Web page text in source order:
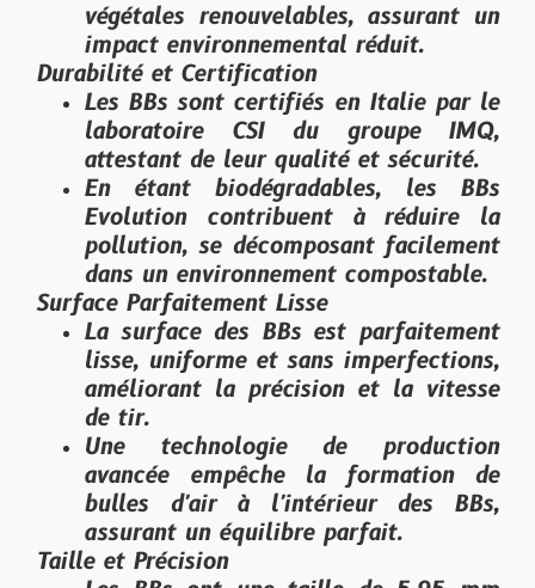
végétales renouvelables, assurant un
impact environnemental réduit.
Durabilité et Certification
Les BBs sont certifiés en Italie par le
laboratoire CSI du groupe IMQ,
attestant de leur qualité et sécurité.
En étant biodégradables, les BBs
Evolution contribuent à réduire la
pollution, se décomposant facilement
dans un environnement compostable.
Surface Parfaitement Lisse
La surface des BBs est parfaitement
lisse, uniforme et sans imperfections,
améliorant la précision et la vitesse
de tir.
Une technologie de production
avancée empêche la formation de
bulles d'air à l'intérieur des BBs,
assurant un équilibre parfait.
Taille et Précision